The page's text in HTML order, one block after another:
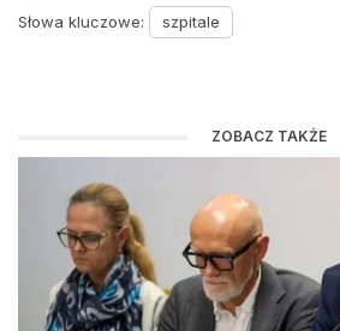
Słowa kluczowe: szpitale
ZOBACZ TAKŻE